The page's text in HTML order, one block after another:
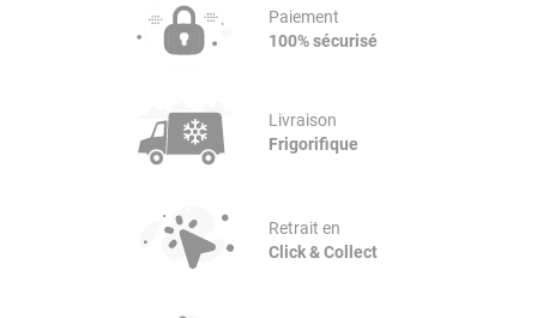
Paiement
100% sécurisé
Livraison
Frigorifique
Retrait en
Click & Collect